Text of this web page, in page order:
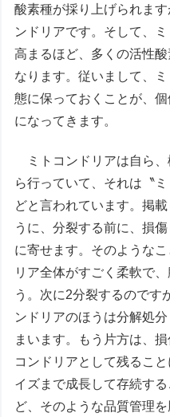
酸素種が採り上げられま
ンドリアです。そして、
高まるほど、多くの活性
なります。従いまして、
態に保っておくことが、
になってきます。
ミトコンドリアは自ら、
ら行っていて、それは〝
どと言われています。掲
うに、分裂する前に、損
に寄せます。そのような
リア全体がすごく柔軟で
う。次に2分裂するのです
ンドリアのほうは分解処
まいます。もう片方は、
コンドリアとして残るこ
イズまで成長して存続す
ど、そのような品質管理